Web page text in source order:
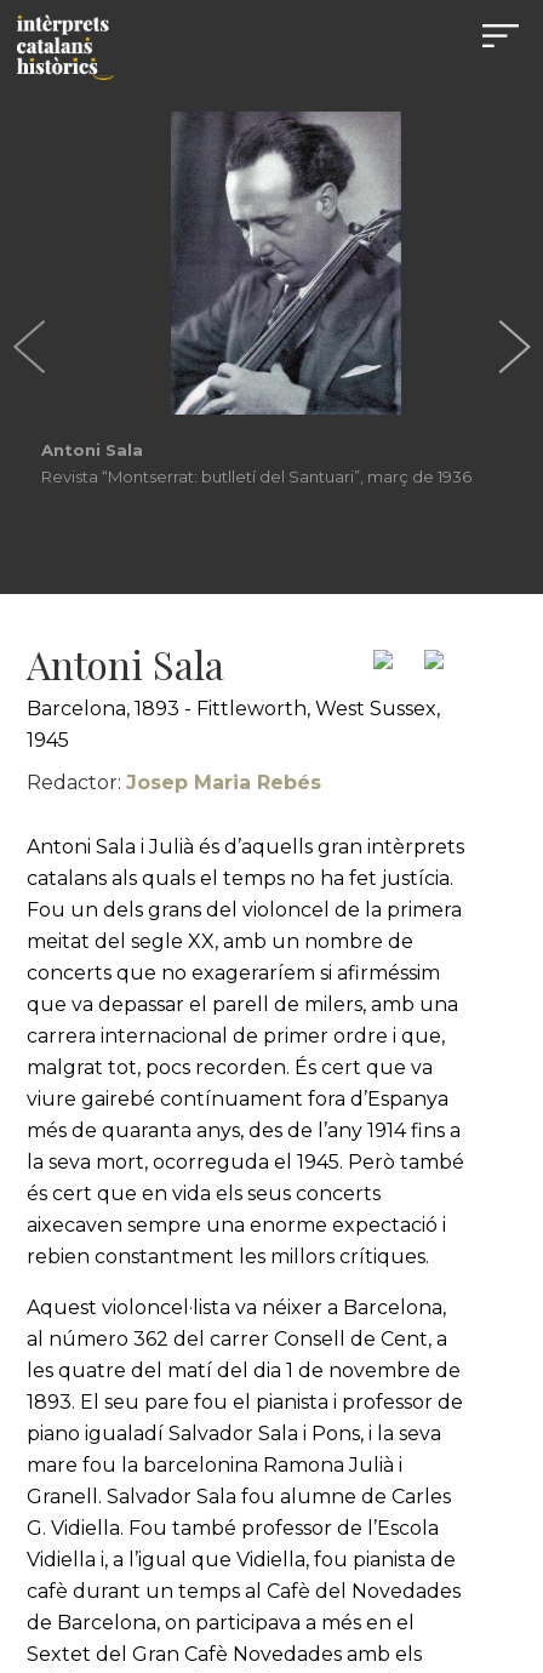
Antoni Sala
Revista “Montserrat: butlletí del Santuari”, març de 1936
Antoni Sala
Barcelona, 1893 - Fittleworth, West Sussex,
1945
Redactor:Josep Maria Rebés
Antoni Sala i Julià és d’aquells gran intèrprets
catalans als quals el temps no ha fet justícia.
Fou un dels grans del violoncel de la primera
meitat del segle XX, amb un nombre de
concerts que no exageraríem si afirméssim
que va depassar el parell de milers, amb una
carrera internacional de primer ordre i que,
malgrat tot, pocs recorden. És cert que va
viure gairebé contínuament fora d’Espanya
més de quaranta anys, des de l’any 1914 fins a
la seva mort, ocorreguda el 1945. Però també
és cert que en vida els seus concerts
aixecaven sempre una enorme expectació i
rebien constantment les millors crítiques.
Aquest violoncel·lista va néixer a Barcelona,
al número 362 del carrer Consell de Cent, a
les quatre del matí del dia 1 de novembre de
1893. El seu pare fou el pianista i professor de
piano igualadí Salvador Sala i Pons, i la seva
mare fou la barcelonina Ramona Julià i
Granell. Salvador Sala fou alumne de Carles
G. Vidiella. Fou també professor de l’Escola
Vidiella i, a l’igual que Vidiella, fou pianista de
cafè durant un temps al Cafè del Novedades
de Barcelona, on participava a més en el
Sextet del Gran Cafè Novedades amb els